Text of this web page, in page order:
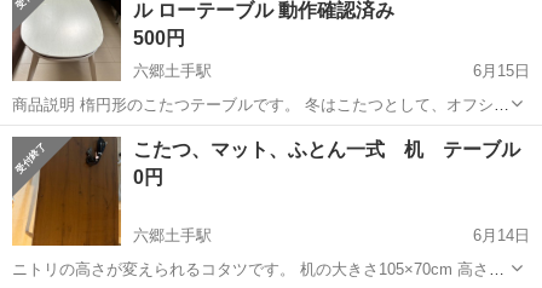
ル ローテーブル 動作確認済み
500円
六郷土手駅
6月15日
商品説明 楕円形のこたつテーブルです。 冬はこたつとして、オフシー
ズンはローテーブルとして一年中お使いいただけます。 ナチュラルカ
ラーでどんなお部屋にも合わせやすいデザインです。 【状態】 ・中古
品 ・使用に伴う小傷...
東京 大田区 六郷土手駅
こたつ、マット、ふとん一式 机 テーブル
0円
六郷土手駅
6月14日
ニトリの高さが変えられるコタツです。 机の大きさ105×70cm 高さ